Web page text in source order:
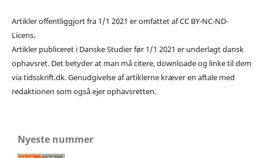
Artikler offentliggjort fra 1/1 2021 er omfattet af CC BY-NC-ND-
Licens.
Artikler publiceret i Danske Studier før 1/1 2021 er underlagt dansk
ophavsret. Det betyder at man må citere, downloade og linke til dem
via tidsskrift.dk. Genudgivelse af artiklerne kræver en aftale med
redaktionen som også ejer ophavsretten.
Nyeste nummer